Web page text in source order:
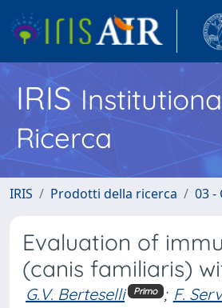
IRIS
Ricerca
IRIS Prodotti della ricerca 03 -
Evaluation of
(canis familiaris)
G.V. Berteselli Primo ; F.